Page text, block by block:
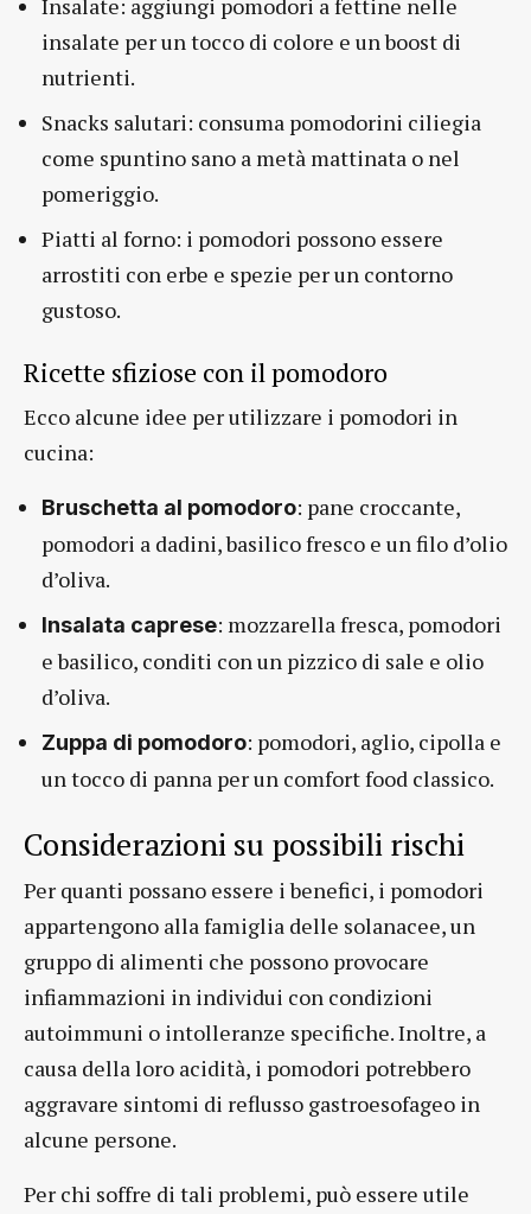
Insalate: aggiungi pomodori a fettine nelle
insalate per un tocco di colore e un boost di
nutrienti.
Snacks salutari: consuma pomodorini ciliegia
come spuntino sano a metà mattinata o nel
pomeriggio.
Piatti al forno: i pomodori possono essere
arrostiti con erbe e spezie per un contorno
gustoso.
Ricette sfiziose con il pomodoro
Ecco alcune idee per utilizzare i pomodori in
cucina:
Bruschetta al pomodoro: pane croccante,
pomodori a dadini, basilico fresco e un filo d’olio
d’oliva.
Insalata caprese: mozzarella fresca, pomodori
e basilico, conditi con un pizzico di sale e olio
d’oliva.
Zuppa di pomodoro: pomodori, aglio, cipolla e
un tocco di panna per un comfort food classico.
Considerazioni su possibili rischi
Per quanti possano essere i benefici, i pomodori
appartengono alla famiglia delle solanacee, un
gruppo di alimenti che possono provocare
infiammazioni in individui con condizioni
autoimmuni o intolleranze specifiche. Inoltre, a
causa della loro acidità, i pomodori potrebbero
aggravare sintomi di reflusso gastroesofageo in
alcune persone.
Per chi soffre di tali problemi, può essere utile